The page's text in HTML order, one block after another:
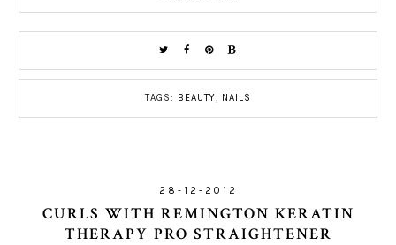
TAGS: BEAUTY NAILS
28-12-2012
CURLS WITH REMINGTON KERATIN
THERAPY PRO STRAIGHTENER